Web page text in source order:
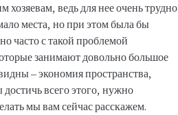
хозяевам, ведь для нее очень трудно
места, но при этом была бы
часто с такой проблемой
занимают довольно большое
– экономия пространства,
всего этого, нужно
мы вам сейчас расскажем.